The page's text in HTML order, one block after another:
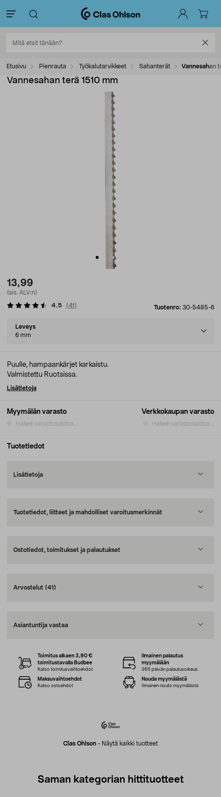
Etusivu Pienrauta Työkalutarvikkeet Sahanterät Vannesahan
Vannesahan terä 1510 mm
13,99
(sis. ALV:n)
Tuotenro: 30-5485-6
4.5 (41 )
Select
variant
Leveys
6 mm
Myymälän varasto
Hakee varastosaldoa...
Verkkokaupan varasto
Hakee varastosaldoa...
Puulle, hampaankärjet karkaistu.
Valmistettu Ruotsissa.
Lisätietoja
Tuotetiedot
Lisätietoja
Tuotetiedot, liitteet ja mahdolliset varoitusmerkinnät
Ostotiedot, toimitukset ja palautukset
Arvostelut (41)
Asiantuntija vastaa
Clas Ohlson - Näytä kaikki tuotteet
Toimitus alkaen 3,90 €
toimitustavalla Budbee
Katso toimitusvaihtoehdot
Ilmainen palautus
myymälään
365 päivän palautusoikeus
Maksuvaihtoehdot
Katso ostoehdot
Nouda myymälästä
Ilmainen nouto myymälästä
Saman kategorian hittituotteet